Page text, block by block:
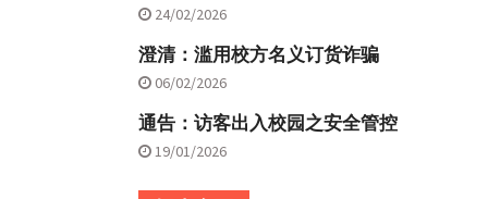
24/02/2026
澄清：滥用校方名义订货诈骗
06/02/2026
通告：访客出入校园之安全管控
19/01/2026